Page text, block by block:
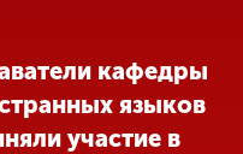
кафедры
языков
участие в